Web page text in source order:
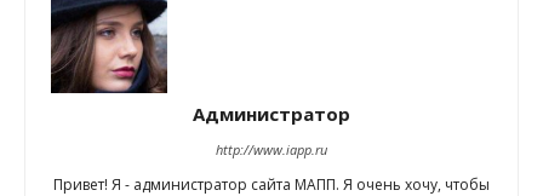
Администратор
http://www.iapp.ru
Привет! Я - администратор сайта МАПП. Я очень хочу, чтобы